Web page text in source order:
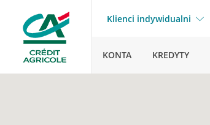
Klienci indywidualni
KONTA KREDYTY